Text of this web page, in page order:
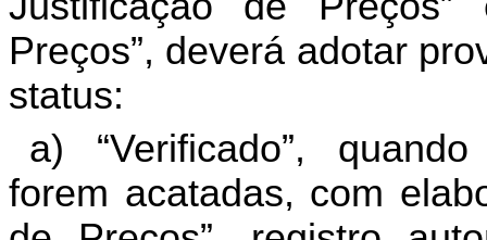
Preços”, deverá adotar
status:
a) “Verificado”,
forem acatadas, com